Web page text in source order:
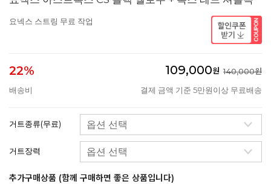
요넥스 스트링 무료 작업
22% 109,000원 140,000원
배송비
결제 금액 기준 5만원이상 무료배송
거트종류(무료)
거트장력
추가구매상품 (함께 구매하면 좋은 상품입니다)